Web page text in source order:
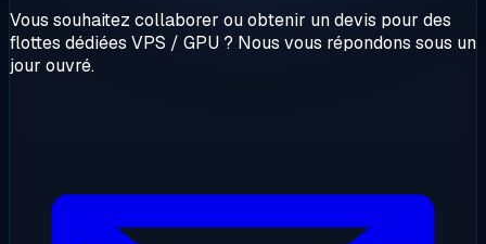
Vous souhaitez collaborer ou obtenir un devis pour des
flottes dédiées VPS / GPU ? Nous vous répondons sous un
jour ouvré.